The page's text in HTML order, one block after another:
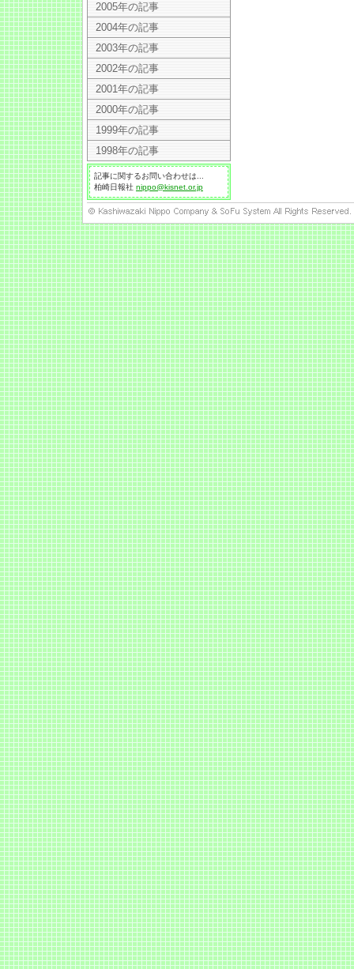
2005年の記事
2004年の記事
2003年の記事
2002年の記事
2001年の記事
2000年の記事
1999年の記事
1998年の記事
記事に関するお問い合わせは...
柏崎日報社 nippo@kisnet.or.jp